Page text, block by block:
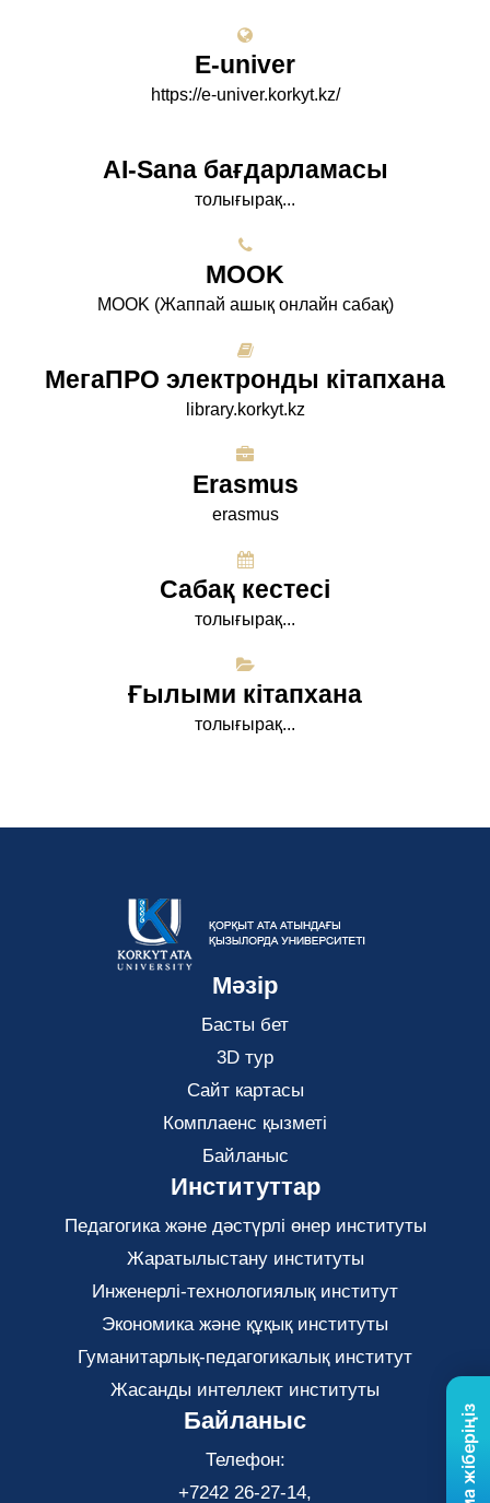
E-univer
https://e-univer.korkyt.kz/
AI-Sana бағдарламасы
толығырақ...
МООK
МООK (Жаппай ашық онлайн сабақ)
МегаПРО электронды кітапхана
library.korkyt.kz
Erasmus
erasmus
Сабақ кестесі
толығырақ...
Ғылыми кітапхана
толығырақ...
Мәзір
Басты бет
3D тур
Сайт картасы
Комплаенс қызметі
Байланыс
Институттар
Педагогика және дәстүрлі өнер институты
Жаратылыстану институты
Инженерлі-технологиялық институт
Экономика және құқық институты
Гуманитарлық-педагогикалық институт
Жасанды интеллект институты
Байланыс
Телефон:
+7242 26-27-14,